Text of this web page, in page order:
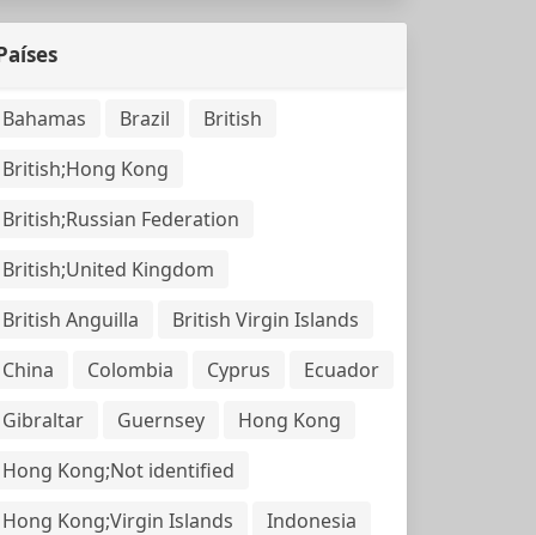
Bahamas Brazil
British
British;Hong Kong
British;Russian Federation
British;United Kingdom
British Anguilla
British Virgin Islands
China
Colombia Cyprus
Ecuador
Gibraltar
Guernsey
Hong Kong
Hong Kong;Not identified
Hong Kong;Virgin Islands
Indonesia